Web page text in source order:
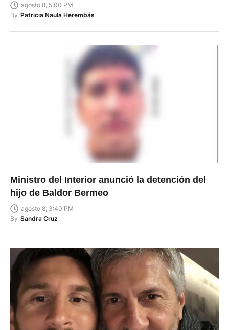
agosto 8, 5:00 PM
By Patricia Naula Herembás
Ministro del Interior anunció la detención del
hijo de Baldor Bermeo
agosto 8, 3:40 PM
By Sandra Cruz